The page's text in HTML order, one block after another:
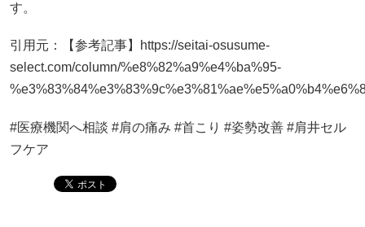
す。
引用元：【参考記事】https://seitai-osusume-
select.com/column/%e8%82%a9%e4%ba%95-
#医療機関へ相談 #肩の痛み #首こり #姿勢改善 #肩井セル
フケア